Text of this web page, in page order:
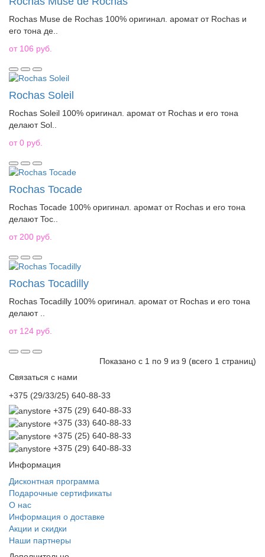
Rochas Muse de Rochas 100% оригинал. аромат от Rochas и
его тона де..
от 106 руб.
Rochas Soleil
Rochas Soleil 100% оригинал. аромат от Rochas и его тона
делают Sol..
от 0 руб.
Rochas Tocade
Rochas Tocade 100% оригинал. аромат от Rochas и его тона
делают Toc..
от 200 руб.
Rochas Tocadilly
Rochas Tocadilly 100% оригинал. аромат от Rochas и его тона
делают ..
от 124 руб.
Показано с 1 по 9 из 9 (всего 1 страниц)
Связаться с нами
+375 (29/33/25) 640-88-33
+375 (29) 640-88-33
+375 (33) 640-88-33
+375 (25) 640-88-33
+375 (29) 640-88-33
Информация
Дисконтная программа
Подарочные сертификаты
О нас
Информация о доставке
Акции и скидки
Наши партнеры